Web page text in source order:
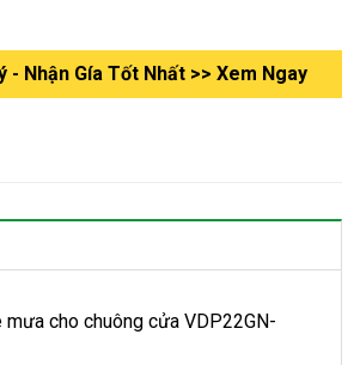
- Nhận Gía Tốt Nhất >> Xem Ngay
cho chuông cửa VDP22GN-